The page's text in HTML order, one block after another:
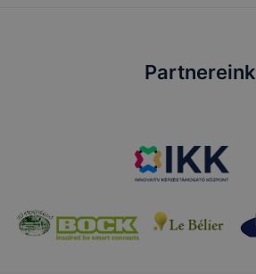
Partnereink